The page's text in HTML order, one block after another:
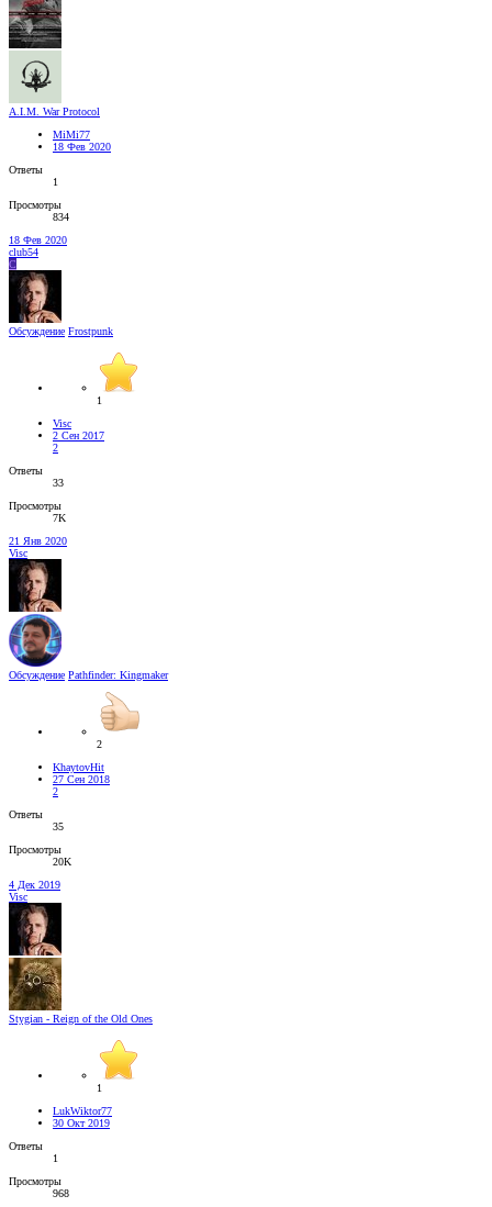
A.I.M. War Protocol
MiMi77
18 Фев 2020
Ответы
1
Просмотры
834
18 Фев 2020
club54
C
Обсуждение Frostpunk
1
Visc
2 Сен 2017
2
Ответы
33
Просмотры
7K
21 Янв 2020
Visc
Обсуждение Pathfinder: Kingmaker
2
KhaytovHit
27 Сен 2018
2
Ответы
35
Просмотры
20K
4 Дек 2019
Visc
Stygian - Reign of the Old Ones
1
LukWiktor77
30 Окт 2019
Ответы
1
Просмотры
968